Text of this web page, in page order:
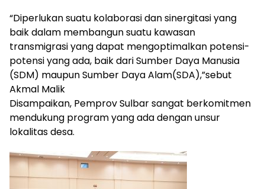
“Diperlukan suatu kolaborasi dan sinergitasi yang
baik dalam membangun suatu kawasan
transmigrasi yang dapat mengoptimalkan potensi-
potensi yang ada, baik dari Sumber Daya Manusia
(SDM) maupun Sumber Daya Alam(SDA),”sebut
Akmal Malik
Disampaikan, Pemprov Sulbar sangat berkomitmen
mendukung program yang ada dengan unsur
lokalitas desa.